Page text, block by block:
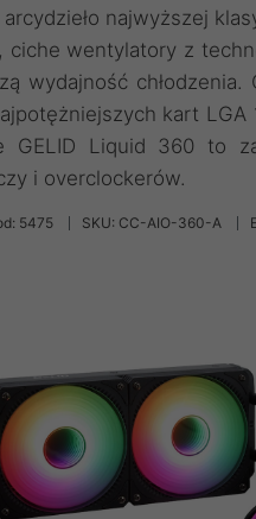
najwyższej
wentylatory z
wydajność
kart
Liquid 360 to
i overclockerów.
5475 SKU: CC-AIO-360-A